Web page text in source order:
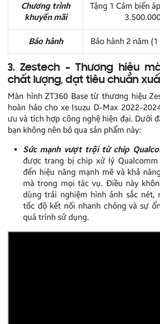
Chương trình
khuyến mãi
Tặng 1 Cảm biến
Bảo hành Bảo hành 2 năm
3. Zestech – Thương hiệu
chất lượng, đạt tiêu chuẩn
Màn hình ZT360 Base từ thương hiệu
hoàn hảo cho xe Isuzu D-Max 2022-
ưu và tích hợp công nghệ hiện đại. Dưới
bạn không nên bỏ qua sản phẩm này:
Sức mạnh vượt trội từ chip
được trang bị chip xử lý Qualcomm
đến hiệu năng mạnh mẽ và khả
mà trong mọi tác vụ. Điều này
dùng trải nghiệm hình ảnh sắc nét,
tốc độ kết nối nhanh chóng và sự
quá trình sử dụng.